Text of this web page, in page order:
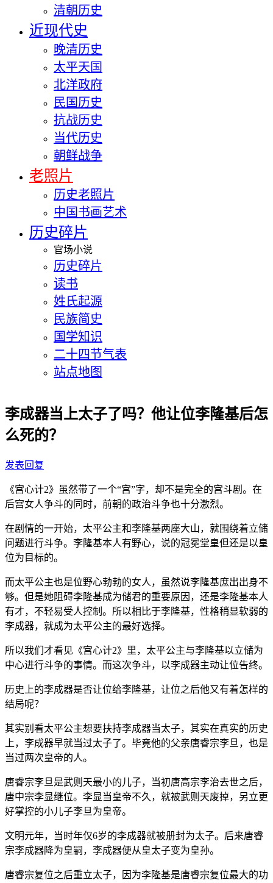
清朝历史
近现代史
晚清历史
太平天国
北洋政府
民国历史
抗战历史
当代历史
朝鲜战争
老照片
历史老照片
中国书画艺术
历史碎片
官场小说
历史碎片
读书
姓氏起源
民族简史
国学知识
二十四节气表
站点地图
李成器当上太子了吗？他让位李隆基后怎
么死的？
发表回复
《宫心计2》虽然带了一个“宫”字，却不是完全的宫斗剧。在
后宫女人争斗的同时，前朝的政治斗争也十分激烈。
在剧情的一开始，太平公主和李隆基两座大山，就围绕着立储
问题进行斗争。李隆基本人有野心，说的冠冕堂皇但还是以皇
位为目标的。
而太平公主也是位野心勃勃的女人，虽然说李隆基庶出出身不
够。但是她阻碍李隆基成为储君的重要原因，还是李隆基本人
有才，不轻易受人控制。所以相比于李隆基，性格稍显软弱的
李成器，就成为太平公主的最好选择。
所以我们才看见《宫心计2》里，太平公主与李隆基以立储为
中心进行斗争的事情。而这次争斗，以李成器主动让位告终。
历史上的李成器是否让位给李隆基，让位之后他又有着怎样的
结局呢？
其实别看太平公主想要扶持李成器当太子，其实在真实的历史
上，李成器早就当过太子了。毕竟他的父亲唐睿宗李旦，也是
当过两次皇帝的人。
唐睿宗李旦是武则天最小的儿子，当初唐高宗李治去世之后，
唐中宗李显继位。李显当皇帝不久，就被武则天废掉，另立更
好掌控的小儿子李旦为皇帝。
文明元年，当时年仅6岁的李成器就被册封为太子。后来唐睿
宗李成器降为皇嗣，李成器便从皇太子变为皇孙。
唐睿宗复位之后重立太子，因为李隆基是唐睿宗复位最大的功